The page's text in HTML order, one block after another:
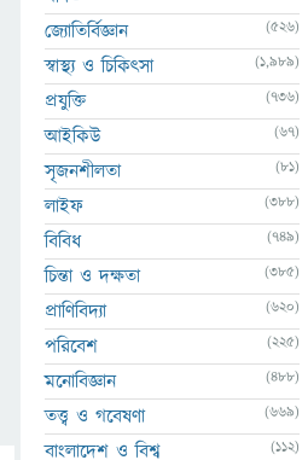
জ্যোতির্বিজ্ঞান (526)
স্বাস্থ্য ও চিকিৎসা (1,989)
প্রযুক্তি (736)
আইকিউ (67)
সৃজনশীলতা (81)
লাইফ (388)
বিবিধ (749)
চিন্তা ও দক্ষতা (385)
প্রাণিবিদ্যা (620)
পরিবেশ (225)
মনোবিজ্ঞান (488)
তত্ত্ব ও গবেষণা (669)
বাংলাদেশ ও বিশ্ব (112)